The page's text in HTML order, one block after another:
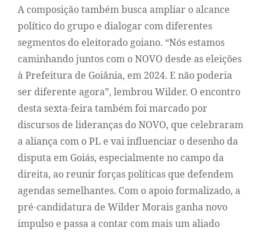
A composição também busca ampliar o alcance
político do grupo e dialogar com diferentes
segmentos do eleitorado goiano. “Nós estamos
caminhando juntos com o NOVO desde as eleições
à Prefeitura de Goiânia, em 2024. E não poderia
ser diferente agora”, lembrou Wilder. O encontro
desta sexta-feira também foi marcado por
discursos de lideranças do NOVO, que celebraram
a aliança com o PL e vai influenciar o desenho da
disputa em Goiás, especialmente no campo da
direita, ao reunir forças políticas que defendem
agendas semelhantes. Com o apoio formalizado, a
pré-candidatura de Wilder Morais ganha novo
impulso e passa a contar com mais um aliado